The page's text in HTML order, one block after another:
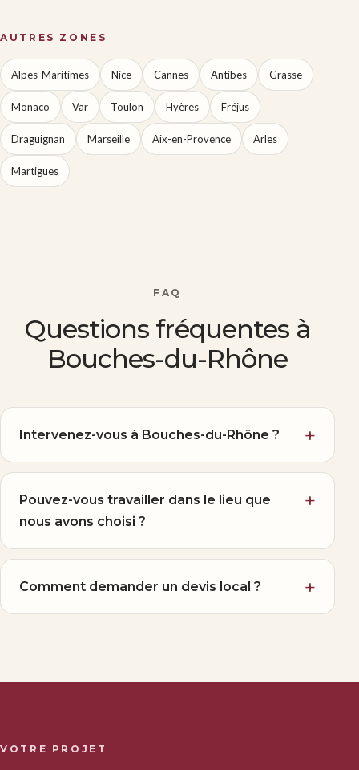
AUTRES ZONES
Alpes-Maritimes Nice Cannes Antibes Grasse
Monaco Var Toulon Hyères Fréjus
Draguignan Marseille Aix-en-Provence Arles
Martigues
FAQ
Questions fréquentes à
Bouches-du-Rhône
Intervenez-vous à Bouches-du-Rhône ?
Pouvez-vous travailler dans le lieu que
nous avons choisi ?
Comment demander un devis local ?
VOTRE PROJET